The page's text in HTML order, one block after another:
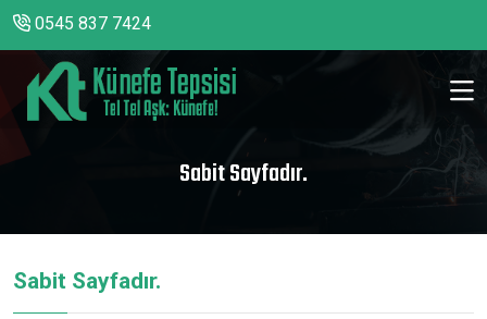
0545 837 7424
Sabit Sayfadır.
Sabit Sayfadır.